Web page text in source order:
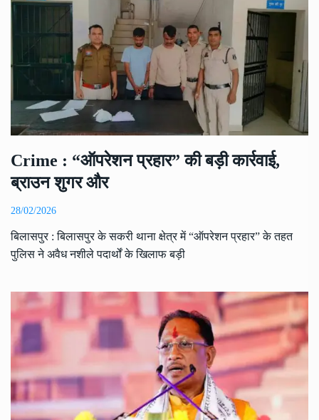
Crime : “ऑपरेशन प्रहार” की बड़ी कार्रवाई,
ब्राउन शुगर और
28/02/2026
बिलासपुर : बिलासपुर के सकरी थाना क्षेत्र में “ऑपरेशन प्रहार” के तहत
पुलिस ने अवैध नशीले पदार्थों के खिलाफ बड़ी